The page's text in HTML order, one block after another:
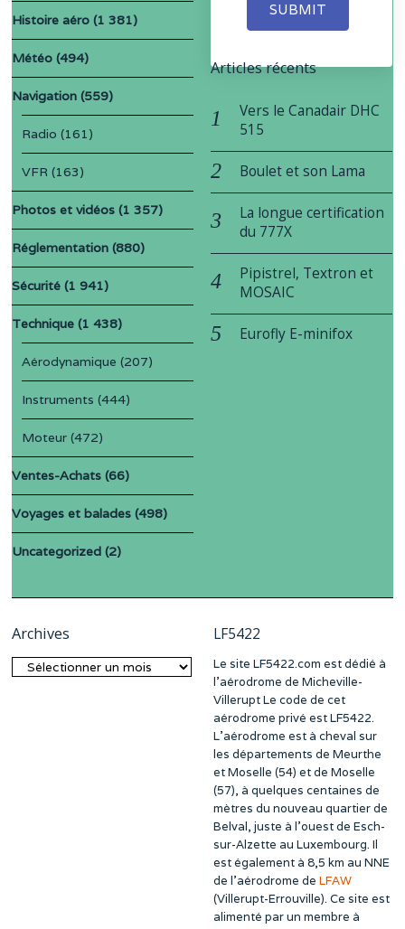
SUBMIT
Histoire aéro (1 381)
Météo (494)
Navigation (559)
Radio (161)
VFR (163)
Photos et vidéos (1 357)
Réglementation (880)
Sécurité (1 941)
Technique (1 438)
Aérodynamique (207)
Instruments (444)
Moteur (472)
Ventes-Achats (66)
Voyages et balades (498)
Uncategorized (2)
Articles récents
Vers le Canadair DHC
515
Boulet et son Lama
La longue certification
du 777X
Pipistrel, Textron et
MOSAIC
Eurofly E-minifox
Archives
Archives
LF5422
Le site LF5422.com est dédié à
l’aérodrome de Micheville-
Villerupt Le code de cet
aérodrome privé est LF5422.
L’aérodrome est à cheval sur
les départements de Meurthe
et Moselle (54) et de Moselle
(57), à quelques centaines de
mètres du nouveau quartier de
Belval, juste à l’ouest de Esch-
sur-Alzette au Luxembourg. Il
est également à 8,5 km au NNE
de l’aérodrome de LFAW
(Villerupt-Errouville). Ce site est
alimenté par un membre à